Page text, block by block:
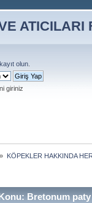
kayıt olun
giriniz
» KÖPEKLER HAKKINDA
Bretonum paty